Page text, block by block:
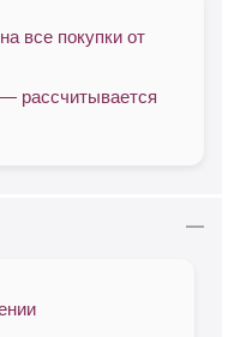
все покупки от
рассчитывается